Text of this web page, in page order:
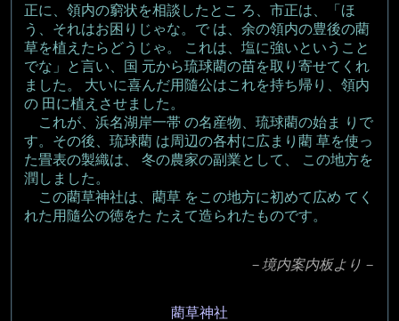
正に、領内の窮状を相談したとこ ろ、市正は、「ほ
う、それはお困りじゃな。で は、余の領内の豊後の藺
草を植えたらどうじゃ。 これは、塩に強いということ
でな」と言い、国 元から琉球藺の苗を取り寄せてくれ
ました。 大いに喜んだ用隨公はこれを持ち帰り、領内
の 田に植えさせました。
これが、浜名湖岸一帯 の名産物、琉球藺の始ま りで
す。その後、琉球藺 は周辺の各村に広まり藺 草を使っ
た畳表の製織は、 冬の農家の副業として、 この地方を
潤しました。
この藺草神社は、藺草 をこの地方に初めて広め てく
れた用隨公の徳をた たえて造られたものです。
－境内案内板より－
藺草神社